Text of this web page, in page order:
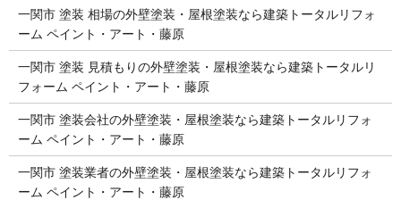
一関市 塗装 相場の外壁塗装・屋根塗装なら建築トータルリフォ
ーム ペイント・アート・藤原
一関市 塗装 見積もりの外壁塗装・屋根塗装なら建築トータルリ
フォーム ペイント・アート・藤原
一関市 塗装会社の外壁塗装・屋根塗装なら建築トータルリフォ
ーム ペイント・アート・藤原
一関市 塗装業者の外壁塗装・屋根塗装なら建築トータルリフォ
ーム ペイント・アート・藤原